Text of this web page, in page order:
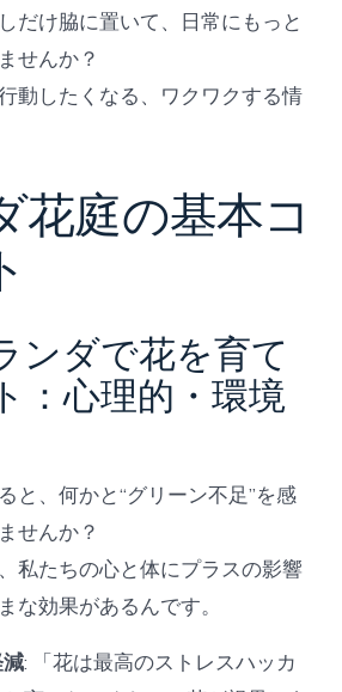
だけ脇に置いて、日常にもっと
せんか？
動したくなる、ワクワクする情
花庭の基本コ
ンダで花を育て
：心理的・環境
と、何かと“グリーン不足”を感
せんか？
私たちの心と体にプラスの影響
な効果があるんです。
: 「花は最高のストレスハッカ